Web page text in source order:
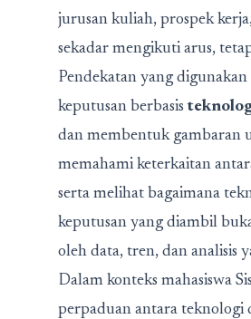
jurusan kuliah, prospek
sekadar mengikuti arus,
Pendekatan yang
keputusan berbasis
dan membentuk gambaran
memahami keterkaitan
serta melihat bagaimana
keputusan yang diambil
oleh data, tren, dan analisis
Dalam konteks mahasiswa
perpaduan antara teknologi